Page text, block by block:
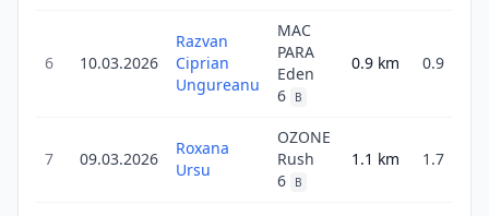
6 10.03.2026
Razvan
Ciprian
Ungureanu
MAC
PARA
Eden
6
B
0.9 km 0.9
7 09.03.2026
Roxana
Ursu
OZONE
Rush
6
B
1.1 km 1.7